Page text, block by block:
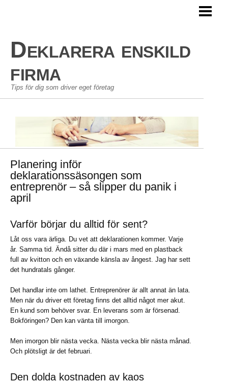
PERSONLIG EKONOMI
GÖRA EN BUDGET
Deklarera enskild
firma
Tips för dig som driver eget företag
Planering inför
deklarationssäsongen som
entreprenör – så slipper du panik i
april
Varför börjar du alltid för sent?
Låt oss vara ärliga. Du vet att deklarationen kommer. Varje
år. Samma tid. Ändå sitter du där i mars med en plastback
full av kvitton och en växande känsla av ångest. Jag har sett
det hundratals gånger.
Det handlar inte om lathet. Entreprenörer är allt annat än lata.
Men när du driver ett företag finns det alltid något mer akut.
En kund som behöver svar. En leverans som är försenad.
Bokföringen? Den kan vänta till imorgon.
Men imorgon blir nästa vecka. Nästa vecka blir nästa månad.
Och plötsligt är det februari.
Den dolda kostnaden av kaos